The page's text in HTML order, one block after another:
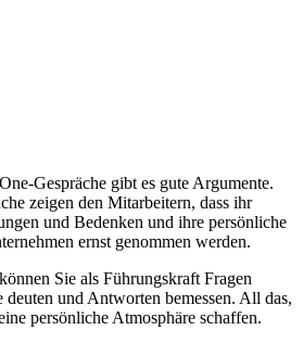
Gespräche gibt es gute Argumente.
zeigen den Mitarbeitern, dass ihr
und Bedenken und ihre persönliche
ernst genommen werden.
Sie als Führungskraft Fragen
deuten und Antworten bemessen. All das,
persönliche Atmosphäre schaffen.